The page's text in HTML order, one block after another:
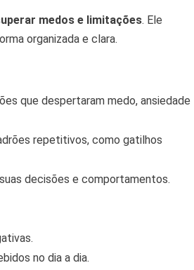
medos e limitações. Ele
organizada e clara.
que despertaram medo, ansiedade
repetitivos, como gatilhos
decisões e comportamentos.
no dia a dia.